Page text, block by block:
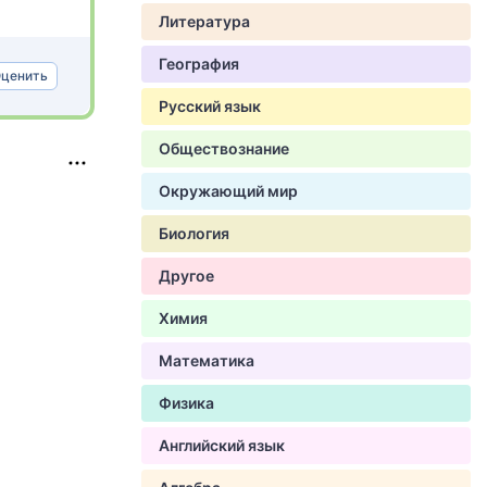
Литература
География
Русский язык
Обществознание
Окружающий мир
Биология
Другое
Химия
Математика
Физика
Английский язык